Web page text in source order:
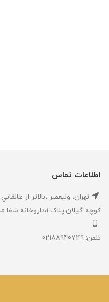
اطلاعات تماس
تهران، ‎وليعصر ،بالاتر از طالقاني ،
كوچه گيلان،پلاک ۱،داروخانه شفا مركزي
تلفن: 02188940749